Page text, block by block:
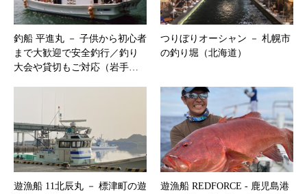
釣船 平進丸 － 子供から初心者
まで大歓迎で安全釣行／釣り
大会や貸切もご対応（岩手…
つりぼりオーシャン － 札幌市
の釣り堀（北海道）
遊漁船 11北辰丸 － 標津町の遊
遊漁船 REDFORCE ‐ 鹿児島港